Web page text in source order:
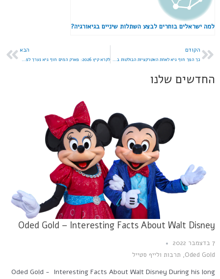
למה ישראלים בוחרים לבצע השתלות שיניים בגיאורגיה?
הקודם
כך הפך חוף גיא לאחת האטרקציות הבולטות באזור הכנרת
הבא
לקרא קיץ 2026: פארק המים חוף גיא נערך לפתיחת העונה
החדשים שלנו
Oded Gold – Interesting Facts About Walt Disney
7 בדצמבר 2022
Oded Gold
, תרבות ולייף סטייל
Oded Gold - Interesting Facts About Walt Disney During his long